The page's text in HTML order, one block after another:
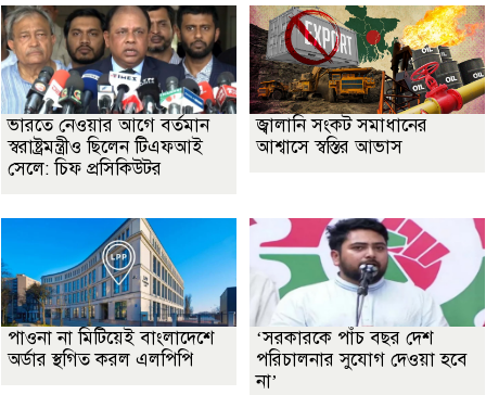
ভারতে নেওয়ার আগে বর্তমান
স্বরাষ্ট্রমন্ত্রীও ছিলেন টিএফআই
সেলে: চিফ প্রসিকিউটর
জ্বালানি সংকট সমাধানের
আশ্বাসে স্বস্তির আভাস
পাওনা না মিটিয়েই বাংলাদেশে
অর্ডার স্থগিত করল এলপিপি
‘সরকারকে পাঁচ বছর দেশ
পরিচালনার সুযোগ দেওয়া হবে
না’